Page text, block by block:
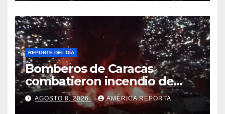
REPORTE DEL DÍA
Bomberos de Caracas
combatieron incendio de
gran magnitud en zona
industrial de El Llanito
AGOSTO 8, 2026 AMÉRICA REPORTA